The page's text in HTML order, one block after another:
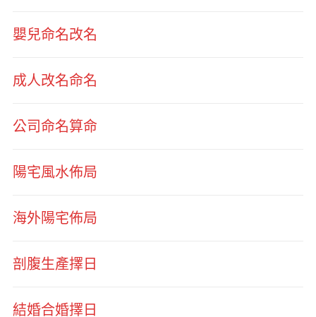
嬰兒命名改名
成人改名命名
公司命名算命
陽宅風水佈局
海外陽宅佈局
剖腹生產擇日
結婚合婚擇日